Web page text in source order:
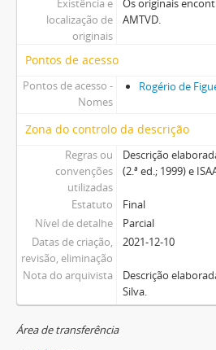
localização de
originais
AMTVD.
Pontos de acesso
Pontos de acesso -
Nomes
Rogério de
Zona do controlo da descrição
Regras ou
convenções
utilizadas
Descrição
(2.ª ed.; 1999) e
Estatuto
Final
Nível de detalhe
Parcial
Datas de criação,
revisão, eliminação
2021-12-10
Nota do arquivista
Descrição
Silva.
Área de transferência